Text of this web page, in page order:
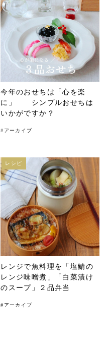
今年のおせちは「心を楽
に」 シンプルおせちは
いかがですか？
# アーカイブ
レンジで魚料理を「塩鯖の
レンジ味噌煮」「白菜漬け
のスープ」２品弁当
# アーカイブ
レシピ